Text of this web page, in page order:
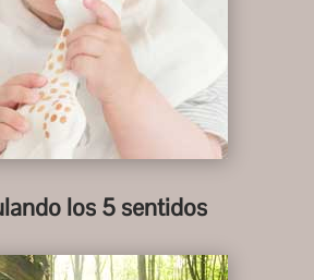
los 5 sentidos